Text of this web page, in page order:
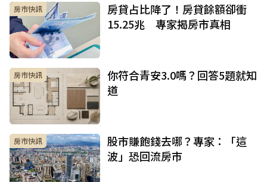
房市快訊
房貸占比降了！房貸餘額卻衝
15.25兆 專家揭房市真相
房市快訊
你符合青安3.0嗎？回答5題就知
道
房市快訊
股市賺飽錢去哪？專家：「這
波」恐回流房市